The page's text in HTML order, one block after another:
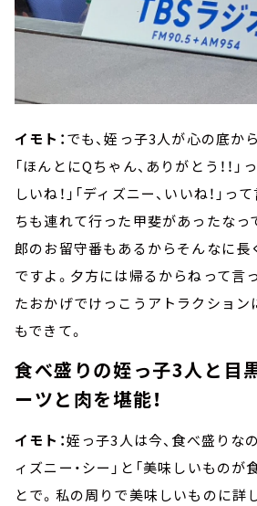
イモト：でも、姪っ子3人が心の底か
「ほんとにQちゃん、ありがとう！！」
しいね！」「ディズニー、いいね！」っ
ちも連れて行った甲斐があったなっ
郎のお留守番もあるからそんなに長
ですよ。夕方には帰るからねって言
たおかげでけっこうアトラクション
もできて。
食べ盛りの姪っ子3人と目
ーツと肉を堪能！
イモト：姪っ子3人は今、食べ盛りな
ィズニー・シー」と「美味しいものが
とで。私の周りで美味しいものに詳